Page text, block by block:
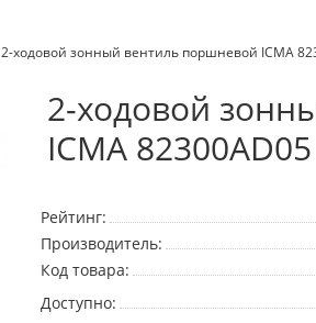
2-ходовой зонный вентиль поршневой ICMA
2-ходовой
ICMA 82300AD05
Рейтинг:
Производитель:
Код товара:
Доступно: